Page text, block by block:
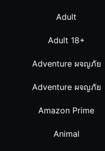
Adult
Adult 18+
Adventure ผจญภัย
Adventure ผจญภัย
Amazon Prime
Animal